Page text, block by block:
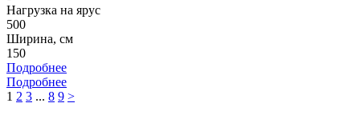
Нагрузка на ярус
500
Ширина, см
150
Подробнее
Подробнее
1 2 3 ... 8 9 >